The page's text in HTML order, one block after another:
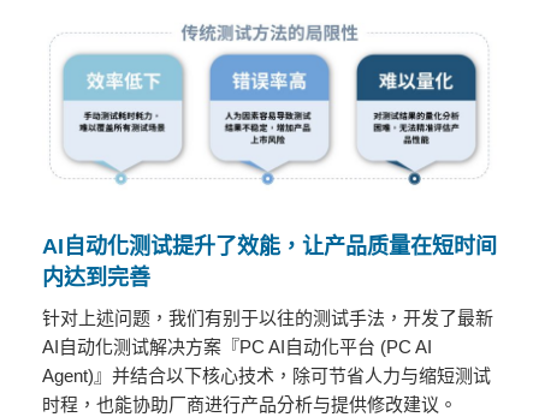
AI自动化测试提升了效能，让产品质量在短时间
内达到完善
针对上述问题，我们有别于以往的测试手法，开发了最新
AI自动化测试解决方案『PC AI自动化平台 (PC AI
Agent)』并结合以下核心技术，除可节省人力与缩短测试
时程，也能协助厂商进行产品分析与提供修改建议。